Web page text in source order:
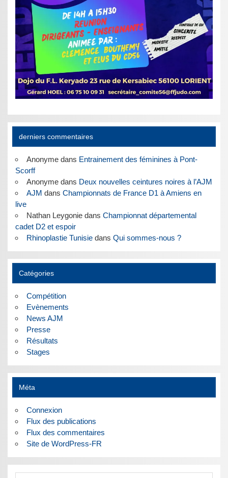
derniers commentaires
Anonymedans Entrainement des féminines à Pont-
Scorff
Anonymedans Deux nouvelles ceintures noires à l’AJM
AJM dans Championnats de France D1 à Amiens en
live
Nathan Leygoniedans Championnat départemental
cadet D2 et espoir
Rhinoplastie Tunisiedans Qui sommes-nous ?
Catégories
Compétition
Evènements
News AJM
Presse
Résultats
Stages
Méta
Connexion
Flux des publications
Flux des commentaires
Site de WordPress-FR